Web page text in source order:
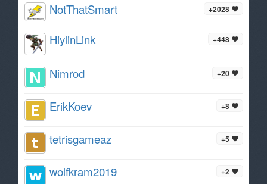
+2028
NotThatSmart
+448
HiylinLink
+20
Nimrod
+8
ErikKoev
+5
tetrisgameaz
+2
wolfkram2019